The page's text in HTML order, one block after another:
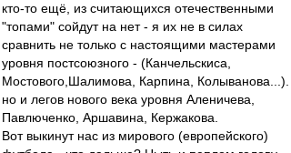
кто-то ещё, из считающихся отечественными
"топами" сойдут на нет - я их не в силах
сравнить не только с настоящими мастерами
уровня постсоюзного - (Канчельскиса,
Мостового,Шалимова, Карпина, Колыванова...).
но и легов нового века уровня Аленичева,
Павлюченко, Аршавина, Кержакова.
Вот выкинут нас из мирового (европейского)